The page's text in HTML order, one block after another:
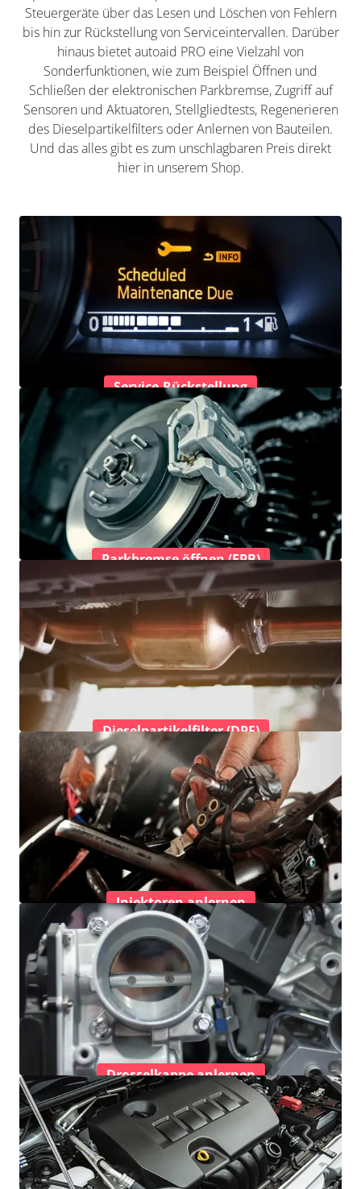
Steuergeräte über das Lesen und Löschen von Fehlern
bis hin zur Rückstellung von Serviceintervallen. Darüber
hinaus bietet autoaid PRO eine Vielzahl von
Sonderfunktionen, wie zum Beispiel Öffnen und
Schließen der elektronischen Parkbremse, Zugriff auf
Sensoren und Aktuatoren, Stellgliedtests, Regenerieren
des Dieselpartikelfilters oder Anlernen von Bauteilen.
Und das alles gibt es zum unschlagbaren Preis direkt
hier in unserem Shop.
Service-Rückstellung
Parkbremse öffnen (EPB)
Dieselpartikelfilter (DPF)
Injektoren anlernen
Drosselkappe anlernen